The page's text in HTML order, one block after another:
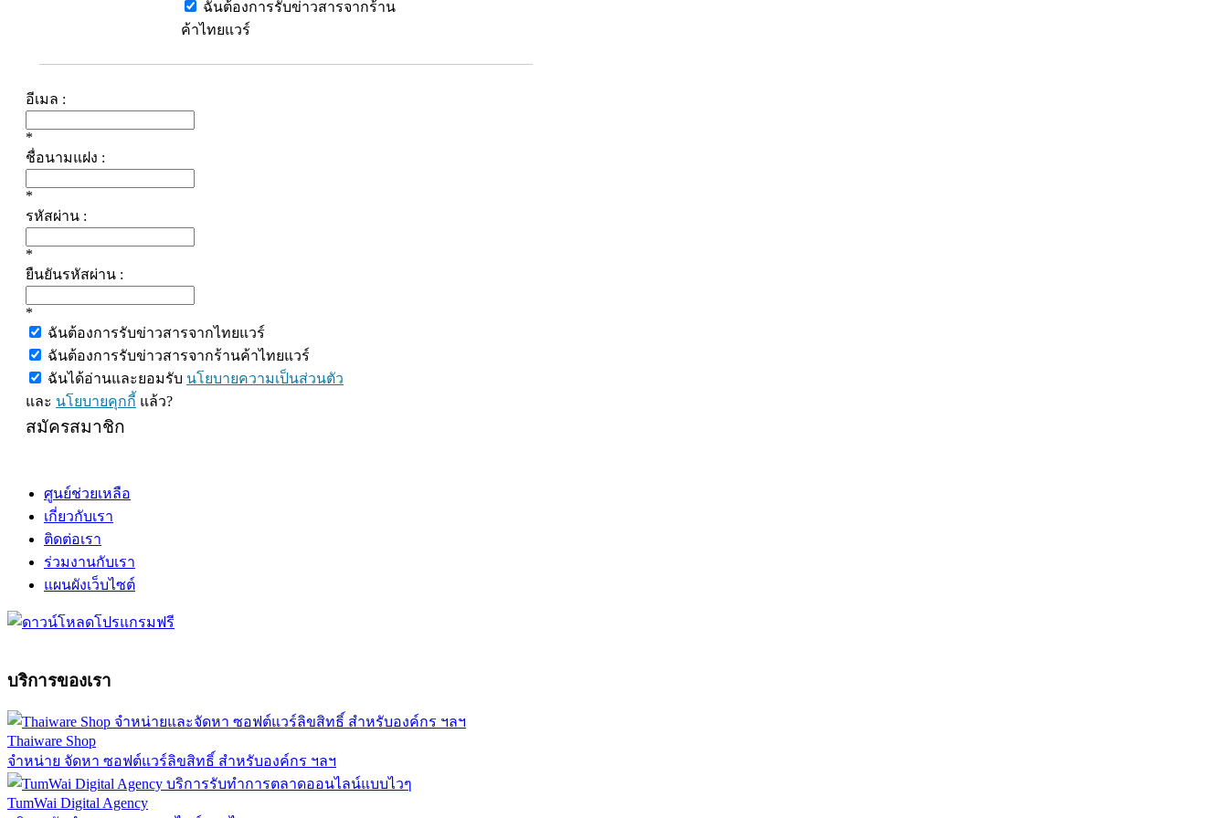
ฉันต้องการรับข่าวสารจากร้าน
ค้าไทยแวร์
อีเมล :
*
ชื่อนามแฝง :
*
รหัสผ่าน :
*
ยืนยันรหัสผ่าน :
*
ฉันต้องการรับข่าวสารจากไทยแวร์
ฉันต้องการรับข่าวสารจากร้านค้าไทยแวร์
ฉันได้อ่านและยอมรับ นโยบายความเป็นส่วนตัว
และ นโยบายคุกกี้ แล้ว?
สมัครสมาชิก
ศูนย์ช่วยเหลือ
เกี่ยวกับเรา
ติดต่อเรา
ร่วมงานกับเรา
แผนผังเว็บไซต์
บริการของเรา
Thaiware Shop
จำหน่าย จัดหา ซอฟต์แวร์ลิขสิทธิ์ สำหรับองค์กร ฯลฯ
TumWai Digital Agency